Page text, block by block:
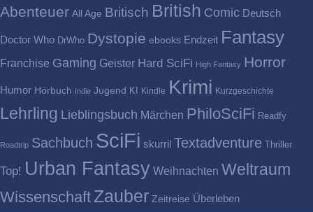
Abenteuer All Age Britisch British Comic Deutsch
Doctor Who DrWho Dystopie ebooks Endzeit Fantasy
Franchise Gaming Geister Hard SciFi High Fantasy Horror
Humor Hörbuch Indie Jugend KI Kindle Krimi Kurzgeschichte
Lehrling Lieblingsbuch Märchen PhiloSciFi Readfy
Roadtrip Sachbuch SciFi skurril Textadventure Thriller
Top! Urban Fantasy Weihnachten Weltraum
Wissenschaft Zauber Zeitreise Überleben